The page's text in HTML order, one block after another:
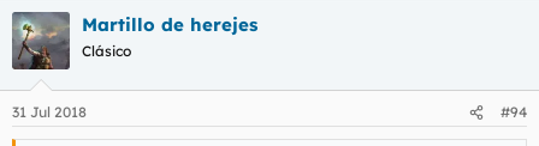
Martillo de herejes
Clásico
31 Jul 2018 #94